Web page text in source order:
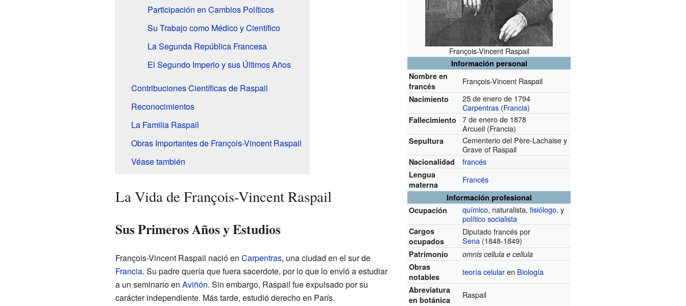
François-Vincent Raspail
Información personal
Nombre en
francés
François-Vincent Raspail
Nacimiento
25 de enero de 1794
Carpentras (Francia)
Fallecimiento
7 de enero de 1878
Arcueil (Francia)
Sepultura
Cementerio del Père-Lachaise y
Grave of Raspail
Nacionalidad francés
Lengua
materna
Francés
Información profesional
Ocupación
químico, naturalista,fisiólogo, y
político socialista
Cargos
ocupados
Diputado francés por
Sena (1848-1849)
Patrimonio
omnis cellula e cellula
Obras
notables
teoría celularen Biología
Abreviatura
en botánica
Raspail
Participación en Cambios Políticos
Su Trabajo como Médico y Científico
La Segunda República Francesa
El Segundo Imperio y sus Últimos Años
Contribuciones Científicas de Raspail
Reconocimientos
La Familia Raspail
Obras Importantes de François-Vincent Raspail
Véase también
La Vida de François-Vincent Raspail
Sus Primeros Años y Estudios
François-Vincent Raspail nació en Carpentras, una ciudad en el sur de
Francia. Su padre quería que fuera sacerdote, por lo que lo envió a estudiar
a un seminario en Aviñón. Sin embargo, Raspail fue expulsado por su
carácter independiente. Más tarde, estudió derecho en París.